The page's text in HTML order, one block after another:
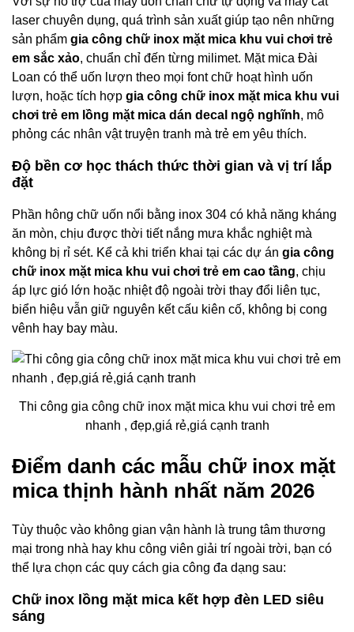
laser chuyên dụng, quá trình sản xuất giúp tạo nên những
sản phẩm gia công chữ inox mặt mica khu vui chơi trẻ
em sắc xảo, chuẩn chỉ đến từng milimet. Mặt mica Đài
Loan có thể uốn lượn theo mọi font chữ hoạt hình uốn
lượn, hoặc tích hợp gia công chữ inox mặt mica khu vui
chơi trẻ em lồng mặt mica dán decal ngộ nghĩnh, mô
phỏng các nhân vật truyện tranh mà trẻ em yêu thích.
Độ bền cơ học thách thức thời gian và vị trí lắp
đặt
Phần hông chữ uốn nổi bằng inox 304 có khả năng kháng
ăn mòn, chịu được thời tiết nắng mưa khắc nghiệt mà
không bị rỉ sét. Kể cả khi triển khai tại các dự án gia công
chữ inox mặt mica khu vui chơi trẻ em cao tầng, chịu
áp lực gió lớn hoặc nhiệt độ ngoài trời thay đổi liên tục,
biển hiệu vẫn giữ nguyên kết cấu kiên cố, không bị cong
vênh hay bay màu.
Thi công gia công chữ inox mặt mica khu vui chơi trẻ em
nhanh , đẹp,giá rẻ,giá cạnh tranh
Điểm danh các mẫu chữ inox mặt
mica thịnh hành nhất năm 2026
Tùy thuộc vào không gian vận hành là trung tâm thương
mại trong nhà hay khu công viên giải trí ngoài trời, bạn có
thể lựa chọn các quy cách gia công đa dạng sau:
Chữ inox lồng mặt mica kết hợp đèn LED siêu
sáng